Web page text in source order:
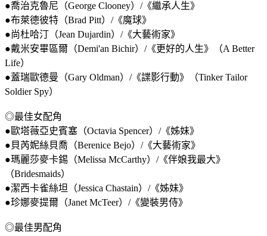
●喬治克魯尼（George Clooney）/《繼承人生》
●布萊德彼特（Brad Pitt）/《魔球》
●尚杜哈汀（Jean Dujardin）/《大藝術家》
●戴米安畢區爾（Demi'an Bichir）/《更好的人生》（A Better
Life）
●蓋瑞歐德曼（Gary Oldman）/《諜影行動》（Tinker Tailor
Soldier Spy）
◎最佳女配角
●歐塔薇亞史賓塞（Octavia Spencer）/《姊妹》
●貝芮妮絲貝喬（Berenice Bejo）/《大藝術家》
●瑪麗莎麥卡錫（Melissa McCarthy）/《伴娘我最大》
（Bridesmaids）
●潔西卡雀絲坦（Jessica Chastain）/《姊妹》
●珍娜麥提爾（Janet McTeer）/《變裝男侍》
◎最佳男配角